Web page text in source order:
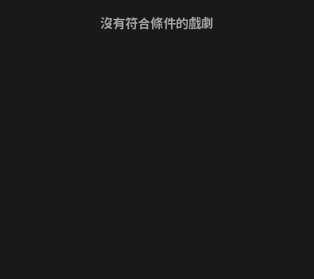
沒有符合條件的戲劇